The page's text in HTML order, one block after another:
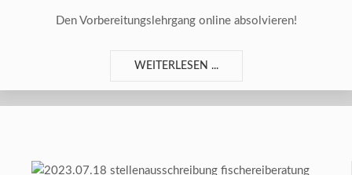
Den Vorbereitungslehrgang online absolvieren!
WEITERLESEN ...